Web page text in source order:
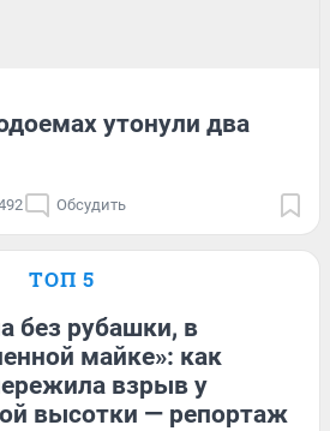
утонули два
Обсудить
ТОП 5
без рубашки, в
майке»: как
взрыв у
высотки — репортаж